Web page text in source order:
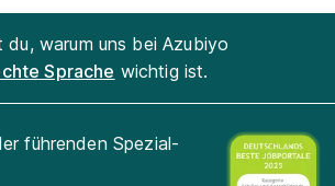
du, warum uns bei Azubiyo
Sprache wichtig ist.
führenden Spezial-